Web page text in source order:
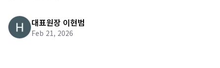
대표원장 이현범
Feb 21, 2026